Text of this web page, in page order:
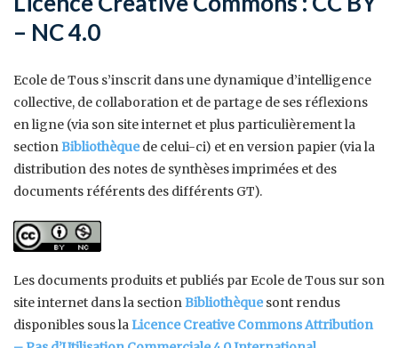
– NC 4.0
Ecole de Tous s’inscrit dans une dynamique d’intelligence
collective, de collaboration et de partage de ses réflexions
en ligne (via son site internet et plus particulièrement la
sectionBibliothèquede celui-ci) et en version papier (via la
distribution des notes de synthèses imprimées et des
documents référents des différents GT).
Les documents produits et publiés par Ecole de Tous sur son
site internet dans la sectionBibliothèquesont rendus
disponibles sous laLicence Creative Commons Attribution